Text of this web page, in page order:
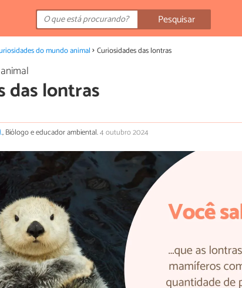
Pesquisar
do mundo animal Curiosidades das lontras
das lontras
, Biólogo e educador ambiental.4 outubro 2024